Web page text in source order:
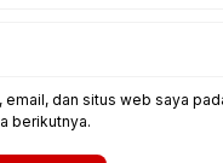
email, dan situs web saya
berikutnya.